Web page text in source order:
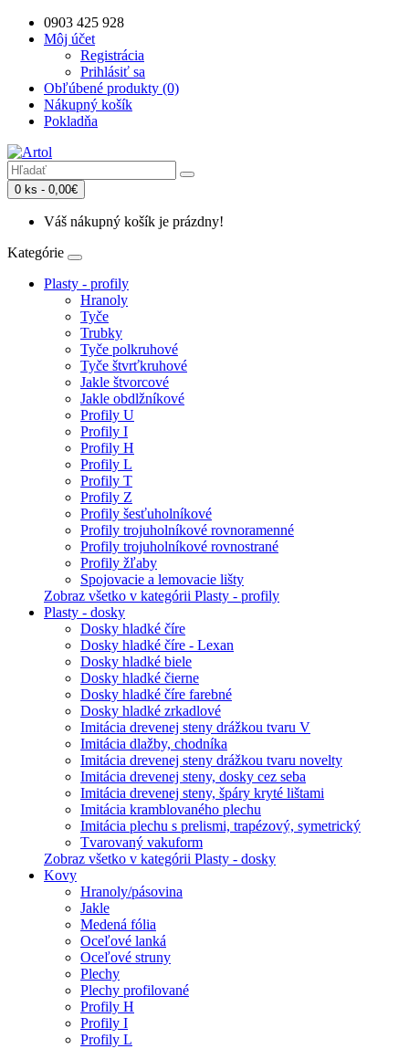
0903 425 928
Môj účet
Registrácia
Prihlásiť sa
Obľúbené produkty (0)
Nákupný košík
Pokladňa
0 ks - 0,00€
Váš nákupný košík je prázdny!
Kategórie
Plasty - profily
Hranoly
Tyče
Trubky
Tyče polkruhové
Tyče štvrťkruhové
Jakle štvorcové
Jakle obdlžníkové
Profily U
Profily I
Profily H
Profily L
Profily T
Profily Z
Profily šesťuholníkové
Profily trojuholníkové rovnoramenné
Profily trojuholníkové rovnostrané
Profily žľaby
Spojovacie a lemovacie lišty
Zobraz všetko v kategórii Plasty - profily
Plasty - dosky
Dosky hladké číre
Dosky hladké číre - Lexan
Dosky hladké biele
Dosky hladké čierne
Dosky hladké číre farebné
Dosky hladké zrkadlové
Imitácia drevenej steny drážkou tvaru V
Imitácia dlažby, chodníka
Imitácia drevenej steny drážkou tvaru novelty
Imitácia drevenej steny, dosky cez seba
Imitácia drevenej steny, špáry kryté lištami
Imitácia kramblovaného plechu
Imitácia plechu s prelismi, trapézový, symetrický
Tvarovaný vakuform
Zobraz všetko v kategórii Plasty - dosky
Kovy
Hranoly/pásovina
Jakle
Medená fólia
Oceľové lanká
Oceľové struny
Plechy
Plechy profilované
Profily H
Profily I
Profily L